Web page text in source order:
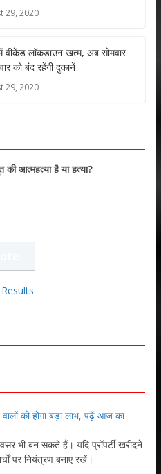
29, 2020
में वीकेंड लॉकडाउन खत्म, अब सोमवार
को बंद रहेंगी दुकानें
29, 2020
आत्महत्या है या हत्या?
को होगा बड़ा लाभ, पढ़ें आज का
भी बन सकते हैं। यदि प्रॉपर्टी खरीदने
पर नियंत्रण बनाए रखें।